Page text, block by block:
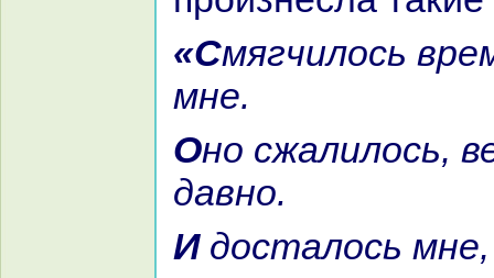
«Смягчилось время в беде кo
мне.
Оно сжалилось, ведь горю
давно.
И досталось